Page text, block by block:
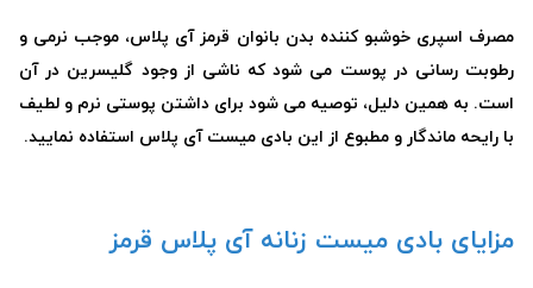
مصرف اسپری خوشبو کننده بدن بانوان قرمز آی پلاس، موجب نرمی و
رطوبت رسانی در پوست می شود که ناشی از وجود گلیسرین در آن
است. به همین دلیل، توصیه می شود برای داشتن پوستی نرم و لطیف
با رایحه ماندگار و مطبوع از این بادی میست آی پلاس استفاده نمایید.
مزایای بادی میست زنانه آی پلاس قرمز